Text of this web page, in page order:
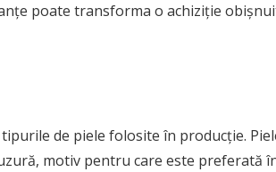
poate transforma o achiziție
de piele folosite în producție.
motiv pentru care este preferată